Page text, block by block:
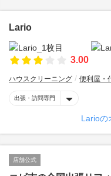
Lario
3.00
ハウスクリーニング 便利屋・
出張・訪問専門
Larioの
店舗公式